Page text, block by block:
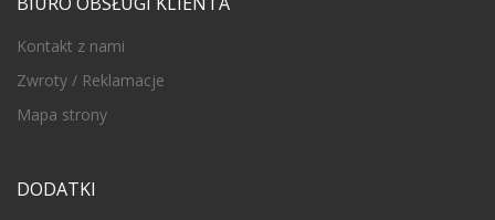
Kontakt z nami
Zwroty / Reklamacje
Mapa strony
DODATKI